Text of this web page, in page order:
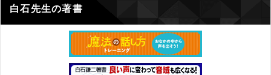
白石先生の著書